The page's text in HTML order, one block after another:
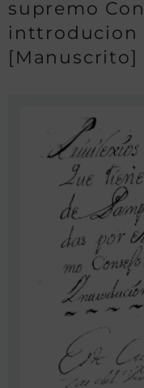
supremo
inttroducion
[Manuscrito]